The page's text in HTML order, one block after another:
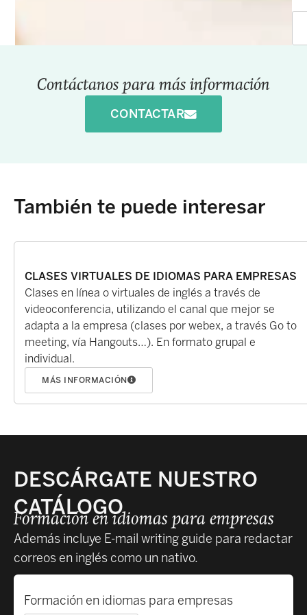
Contáctanos para más información
CONTACTAR
También te puede interesar
CLASES VIRTUALES DE IDIOMAS PARA EMPRESAS
Clases en línea o virtuales de inglés a través de
videoconferencia, utilizando el canal que mejor se
adapta a la empresa (clases por webex, a través Go to
meeting, vía Hangouts…). En formato grupal e
individual.
MÁS INFORMACIÓN
DESCÁRGATE NUESTRO
CATÁLOGO
Formación en idiomas para empresas
Además incluye E-mail writing guide para redactar
correos en inglés como un nativo.
Formación en idiomas para empresas